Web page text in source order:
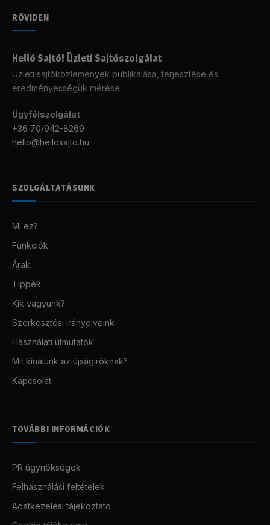
RÖVIDEN
Helló Sajtó! Üzleti Sajtószolgálat
Üzleti sajtóközlemények publikálása, terjesztése és
eredményességük mérése.
Ügyfélszolgálat:
+36 70/942-8269
hello@hellosajto.hu
SZOLGÁLTATÁSUNK
Mi ez?
Funkciók
Árak
Tippek
Kik vagyunk?
Szerkesztési irányelveink
Használati útmutatók
Mit kínálunk az újságíróknak?
Kapcsolat
TOVÁBBI INFORMÁCIÓK
PR ügynökségek
Felhasználási feltételek
Adatkezelési tájékoztató